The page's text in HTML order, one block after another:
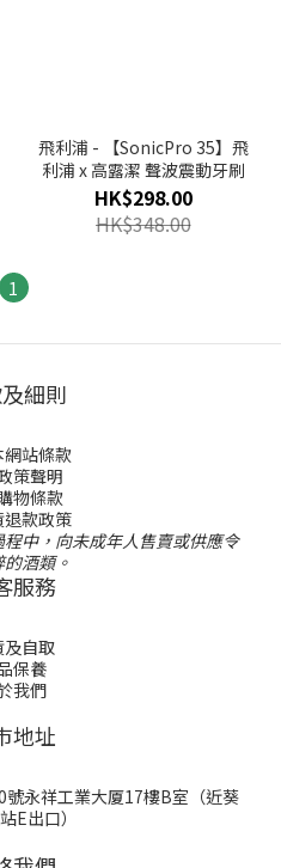
飛利浦 - 【SonicPro 35】飛
利浦 x 高露潔 聲波震動牙刷
HK$298.00
HK$348.00
1
細則
站條款
策聲明
物條款
退款政策
中，向未成年人售賣或供應令
酒類。
服務
及自取
保養
我們
地址
永祥工業大厦17樓B室（近葵
E出口）